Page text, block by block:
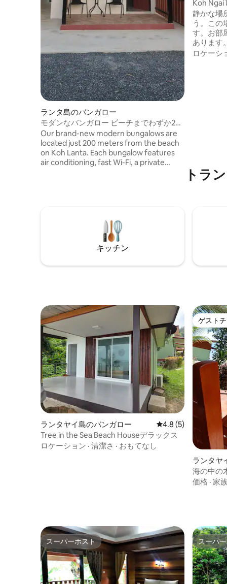
ランタ島のバンガロー
モダンなバンガロー ビーチまでわずか200
m！
Our brand-new modern bungalows are
located just 200 meters from the beach
on Koh Lanta. Each bungalow features
air conditioning, fast Wi-Fi, a private
travelers, and anyone looking for a clean,
comfortable stay near the sea.
Koh Ngai
静かな場
う。この
す。お部
あります
あるので
ービス
ロケーシ
トラ
キッチン
ランタヤイ島のバンガロー レビュー5件、5つ
4.8 (5)
Tree in the Sea Beach Houseデラックス
ロケーション · 清潔さ · おもてなし
ゲスト
ゲスト
ランタヤ
海の中の
海を眺め
価格 · 家
スーパーホスト
スーパーホスト スーパ
スーパ